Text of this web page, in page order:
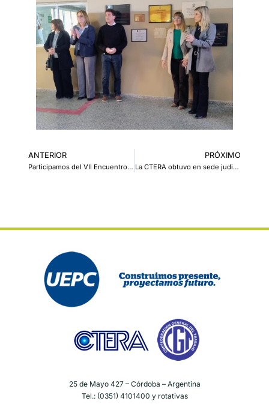
ANTERIOR
Participamos del VII Encuentro del Movimiento Pedagógico Latinoamericano en Lima
PRÓXIMO
La CTERA obtuvo en sede judicial la suspensión del DNU 340/2025 que pretendía impedir el derecho de huelga
25 de Mayo 427 – Córdoba – Argentina
Tel.: (0351) 4101400 y rotativas